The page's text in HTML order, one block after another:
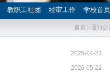
教职工社团 经审工作 学校首页
首页 通知公
2025-04-23
2026-05-22